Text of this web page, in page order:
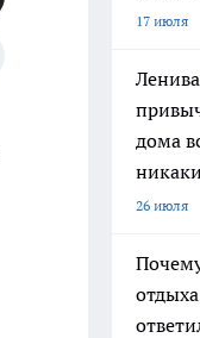
17 июля
дома
26 июля